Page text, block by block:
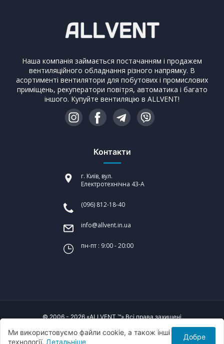
Наша компанія займається постачанням і продажем
вентиляційного обладнання різного напрямку. В
асортименті вентилятори для побутових і промислових
приміщень, рекуператори повітря, автоматика і багато
іншого. Купуйте вентиляцію в ALLVENT!
Контакти
г. Київ, вул.
Електротехнічна 43-А
(096) 812-18-40
info@allvent.in.ua
пн-пт : 9:00 - 20:00
© 2006 - 2026 «ALLVENT ™» Всі права захищені
Створення сайтів:
Ми використовуємо файли cookie, а також інші
технології. Детальніше
Добре